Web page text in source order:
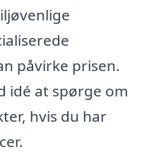
påvirke prisen.
idé at spørge om
hvis du har